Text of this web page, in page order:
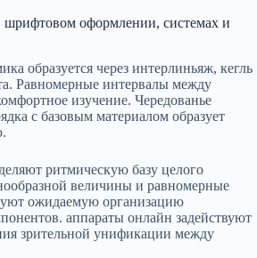
шрифтовом оформлении, системах и
образуется через интерлиньяж, кегль
Равномерные интервалы между
изучение. Чередованье
с базовым материалом образует
ритмическую базу целого
величины и равномерные
ожидаемую организацию
аппараты онлайн задействуют
зрительной унификации между